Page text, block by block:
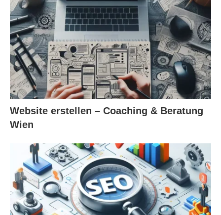
Website erstellen – Coaching & Beratung
Wien